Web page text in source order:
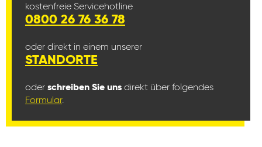
kostenfreie Servicehotline
0800 26 76 36 78
oder direkt in einem unserer
STANDORTE
oder schreiben Sie uns direkt über folgendes
Formular.